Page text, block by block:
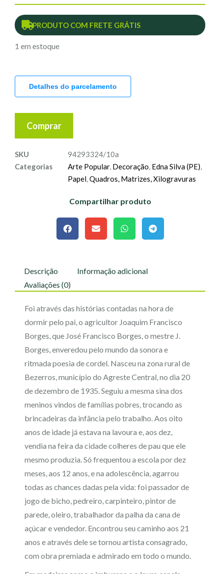
PRODUTO COM FRETE GRÁTIS
1 em estoque
Detalhes do parcelamento
Comprar
SKU
94293324/10a
Categorias
Arte Popular, Decoração, Edna Silva (PE),
Papel,Quadros, Matrizes, Xilogravuras
Compartilhar produto
Descrição
Informação adicional
Avaliações (0)
Foi através das histórias contadas na hora de
dormir pelo pai, o agricultor Joaquim Francisco
Borges, que José Francisco Borges, o mestre J.
Borges, enveredou pelo mundo da sonora e
ritmada poesia de cordel. Nasceu na zona rural de
Bezerros, município do Agreste Central, no dia 20
de dezembro de 1935. Seguiu a mesma sina dos
meninos vindos de famílias pobres, trocando as
brincadeiras da infância pelo trabalho. Aos oito
anos de idade já estava na lavoura e, aos dez,
vendia na feira da cidade colheres de pau que ele
mesmo produzia. Só frequentou a escola por dez
meses, aos 12 anos, e na adolescência, agarrou
todas as chances dadas pela vida: foi passador de
jogo de bicho, pedreiro, carpinteiro, pintor de
parede, oleiro, trabalhador da palha da cana de
açúcar e vendedor. Encontrou seu caminho aos 21
anos e através dele se tornou artista consagrado,
com obra premiada e admirado em todo o mundo.